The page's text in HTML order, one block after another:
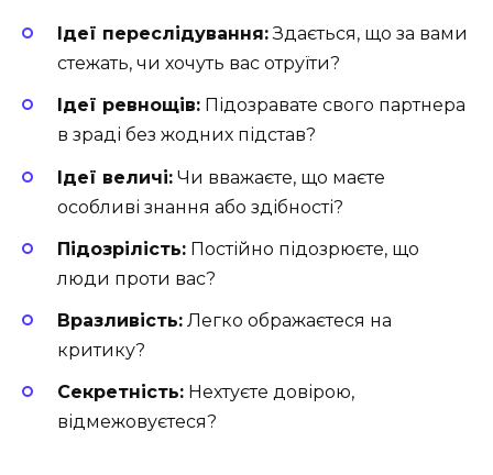
Ідеї переслідування:Здається, що за вами
стежать, чи хочуть вас отруїти?
Ідеї ревнощів: Підозравате свого партнера
в зраді без жодних підстав?
Ідеї величі: Чи вважаєте, що маєте
особливі знання або здібності?
Підозрілість: Постійно підозрюєте, що
люди проти вас?
Вразливість: Легко ображаєтеся на
критику?
Секретність: Нехтуєте довірою,
відмежовуєтеся?